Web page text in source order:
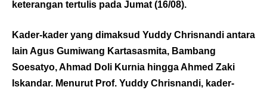
keterangan tertulis pada Jumat (16/08).
Kader-kader yang dimaksud Yuddy Chrisnandi antara
lain Agus Gumiwang Kartasasmita, Bambang
Soesatyo, Ahmad Doli Kurnia hingga Ahmed Zaki
Iskandar. Menurut Prof. Yuddy Chrisnandi, kader-